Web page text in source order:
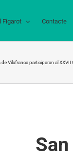
Figarot Contacte
de Vilafranca participaran al